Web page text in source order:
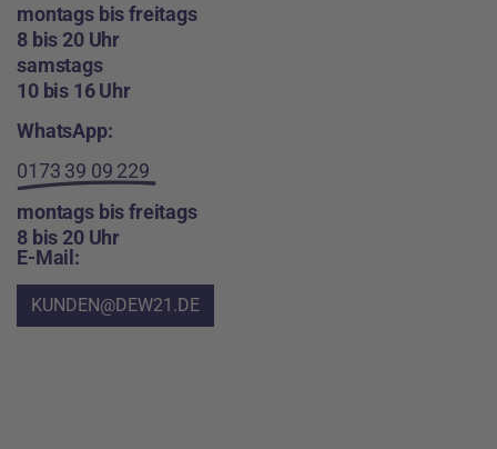
montags bis freitags
8 bis 20 Uhr
samstags
10 bis 16 Uhr
WhatsApp:
0173 39 09 229
montags bis freitags
8 bis 20 Uhr
E-Mail:
KUNDEN@DEW21.DE